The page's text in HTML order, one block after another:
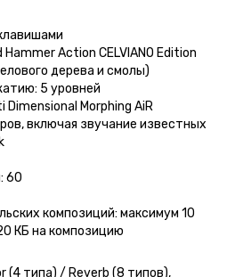
Action CELVIANO Edition
дерева и смолы)
5 уровней
Morphing AiR
включая звучание известных
60
композиций: максимум 10
КБ на композицию
(4 типа) / Reverb (8 типов),